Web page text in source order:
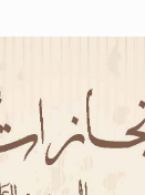
دلالات،
هامّ لأفراد
هامّ لأفراد